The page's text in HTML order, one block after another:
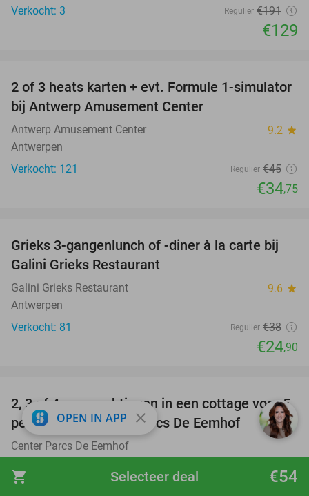
shopping_cart €54
Selecteer deal
Verkocht: 3
Regulier €191
€129
23%
2 of 3 heats karten + evt. Formule 1-simulator
bij Antwerp Amusement Center
Antwerp Amusement Center 9.2 star
Antwerpen
Verkocht: 121
Regulier €45
€34,75
34%
Grieks 3-gangenlunch of -diner à la carte bij
Galini Grieks Restaurant
Galini Grieks Restaurant 9.6 star
Antwerpen
Verkocht: 81
Regulier €38
€24,90
2, 3 of 4 overnachtingen in een cottage voor 5
personen bij Center Parcs De Eemhof
Center Parcs De Eemhof
Verkocht: 53
€214
OPEN IN APP close